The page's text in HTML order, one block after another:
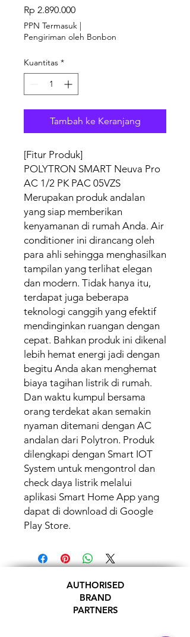
Rp 2.890.000Harga
PPN Termasuk |
Pengiriman oleh Bonbon
Kuantitas *
Tambah ke Keranjang
[Fitur Produk]
POLYTRON SMART Neuva Pro
AC 1/2 PK PAC 05VZS
Merupakan produk andalan
yang siap memberikan
kenyamanan di rumah Anda. Air
conditioner ini dirancang oleh
para ahli sehingga menghasilkan
tampilan yang terlihat elegan
dan modern. Tidak hanya itu,
terdapat juga beberapa
teknologi canggih yang efektif
mendinginkan ruangan dengan
cepat. Bahkan produk ini dikenal
lebih hemat energi jadi dengan
begitu Anda akan menghemat
biaya tagihan listrik di rumah.
Dan waktu kumpul bersama
orang terdekat akan semakin
nyaman ditemani dengan AC
andalan dari Polytron. Produk
dilengkapi dengan Smart IOT
System untuk mengontrol dan
check daya listrik melalui
aplikasi Smart Home App yang
dapat di download di Google
Play Store.
AUTHORISED
BRAND
PARTNERS